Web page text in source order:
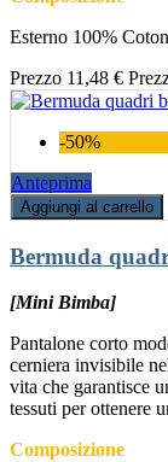
Esterno 100%
Prezzo 11,48 €
-50%
Anteprima
Aggiungi al carrello
Bermuda
[Mini Bimba]
Pantalone corto
cerniera invisibile
vita che garantisce
tessuti per ottenere
Composizione